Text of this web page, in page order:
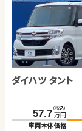
ダイハツ タント
57.7 （税込）
万円
車両本体価格
スズキ ジムニー
スズキ スイフト
50.3 （税込）
万円
車両本体価格
スズキ ワゴンＲ
16.6 （税込）
万円
車両本体価格